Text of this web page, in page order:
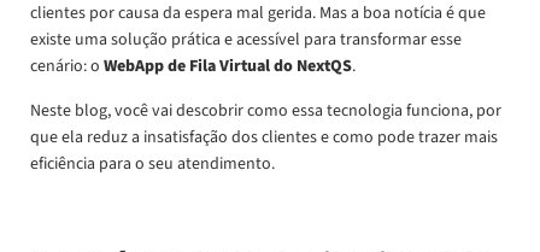
clientes por causa da espera mal gerida. Mas a boa notícia é que
existe uma solução prática e acessível para transformar esse
cenário: o WebApp de Fila Virtual do NextQS.
Neste blog, você vai descobrir como essa tecnologia funciona, por
que ela reduz a insatisfação dos clientes e como pode trazer mais
eficiência para o seu atendimento.